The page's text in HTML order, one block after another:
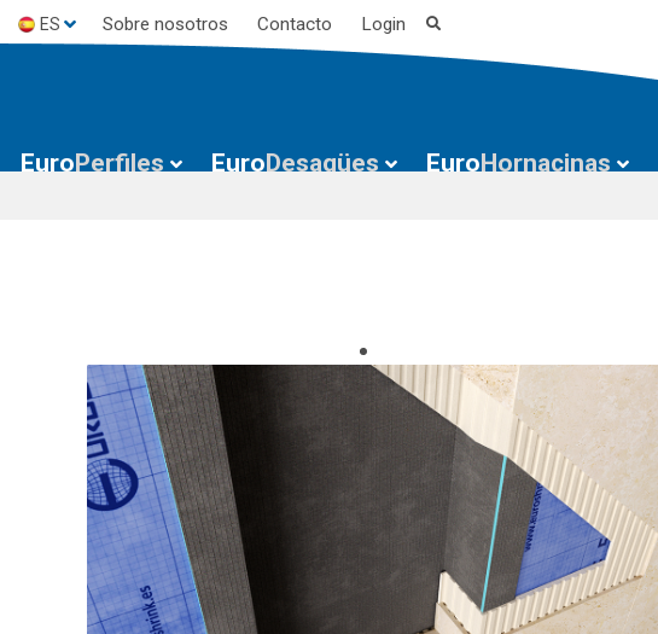
ES Sobre nosotros Contacto Login
EuroPerfiles EuroDesagües EuroHornacinas